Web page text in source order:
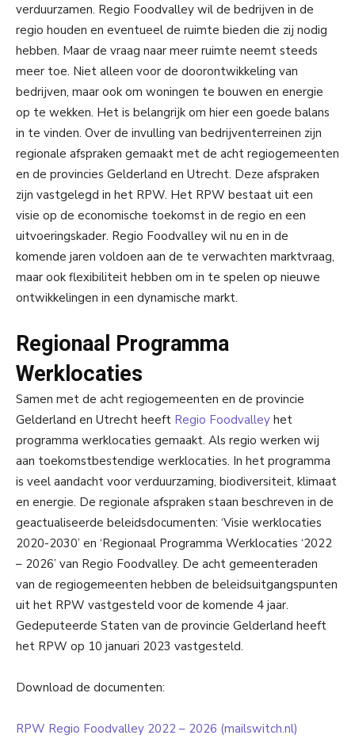
verduurzamen. Regio Foodvalley wil de bedrijven in de
regio houden en eventueel de ruimte bieden die zij nodig
hebben. Maar de vraag naar meer ruimte neemt steeds
meer toe. Niet alleen voor de doorontwikkeling van
bedrijven, maar ook om woningen te bouwen en energie
op te wekken. Het is belangrijk om hier een goede balans
in te vinden. Over de invulling van bedrijventerreinen zijn
regionale afspraken gemaakt met de acht regiogemeenten
en de provincies Gelderland en Utrecht. Deze afspraken
zijn vastgelegd in het RPW. Het RPW bestaat uit een
visie op de economische toekomst in de regio en een
uitvoeringskader. Regio Foodvalley wil nu en in de
komende jaren voldoen aan de te verwachten marktvraag,
maar ook flexibiliteit hebben om in te spelen op nieuwe
ontwikkelingen in een dynamische markt.
Regionaal Programma
Werklocaties
Samen met de acht regiogemeenten en de provincie
Gelderland en Utrecht heeft Regio Foodvalley het
programma werklocaties gemaakt. Als regio werken wij
aan toekomstbestendige werklocaties. In het programma
is veel aandacht voor verduurzaming, biodiversiteit, klimaat
en energie. De regionale afspraken staan beschreven in de
geactualiseerde beleidsdocumenten: ‘Visie werklocaties
2020-2030’ en ‘Regionaal Programma Werklocaties ‘2022
– 2026’ van Regio Foodvalley. De acht gemeenteraden
van de regiogemeenten hebben de beleidsuitgangspunten
uit het RPW vastgesteld voor de komende 4 jaar.
Gedeputeerde Staten van de provincie Gelderland heeft
het RPW op 10 januari 2023 vastgesteld.
Download de documenten:
RPW Regio Foodvalley 2022 – 2026 (mailswitch.nl)